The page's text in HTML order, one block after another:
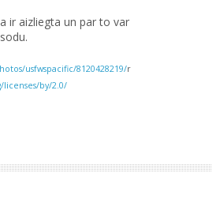
ir aizliegta un par to var
usfwspacific/8120428219/r
by/2.0/